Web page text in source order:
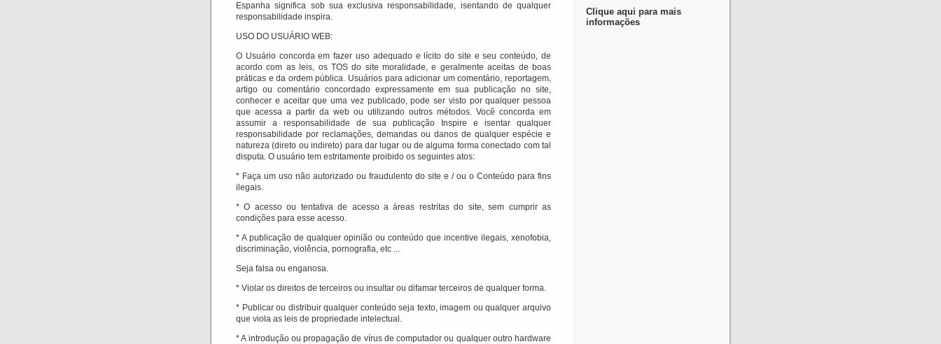
Espanha significa sob sua exclusiva responsabilidade, isentando de qualquer
responsabilidade inspira.
USO DO USUÁRIO WEB:
O Usuário concorda em fazer uso adequado e lícito do site e seu conteúdo, de
acordo com as leis, os TOS do site moralidade, e geralmente aceitas de boas
práticas e da ordem pública. Usuários para adicionar um comentário, reportagem,
artigo ou comentário concordado expressamente em sua publicação no site,
conhecer e aceitar que uma vez publicado, pode ser visto por qualquer pessoa
que acessa a partir da web ou utilizando outros métodos. Você concorda em
assumir a responsabilidade de sua publicação Inspire e isentar qualquer
responsabilidade por reclamações, demandas ou danos de qualquer espécie e
natureza (direto ou indireto) para dar lugar ou de alguma forma conectado com tal
disputa. O usuário tem estritamente proibido os seguintes atos:
* Faça um uso não autorizado ou fraudulento do site e / ou o Conteúdo para fins
ilegais.
* O acesso ou tentativa de acesso a áreas restritas do site, sem cumprir as
condições para esse acesso.
* A publicação de qualquer opinião ou conteúdo que incentive ilegais, xenofobia,
discriminação, violência, pornografia, etc ...
Seja falsa ou enganosa.
* Violar os direitos de terceiros ou insultar ou difamar terceiros de qualquer forma.
* Publicar ou distribuir qualquer conteúdo seja texto, imagem ou qualquer arquivo
que viola as leis de propriedade intelectual.
* A introdução ou propagação de vírus de computador ou qualquer outro hardware
Clique aqui para mais
informações